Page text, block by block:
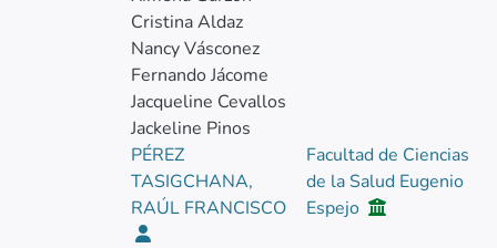
Cristina Aldaz
Nancy Vásconez
Fernando Jácome
Jacqueline Cevallos
Jackeline Pinos
PÉREZ
TASIGCHANA,
RAÚL FRANCISCO
Facultad de Ciencias
de la Salud Eugenio
Espejo